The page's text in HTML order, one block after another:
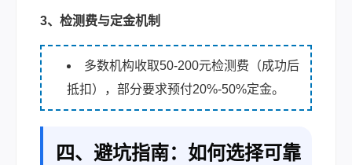
3、检测费与定金机制
多数机构收取50-200元检测费（成功后
抵扣），部分要求预付20%-50%定金。
四、避坑指南：如何选择可靠